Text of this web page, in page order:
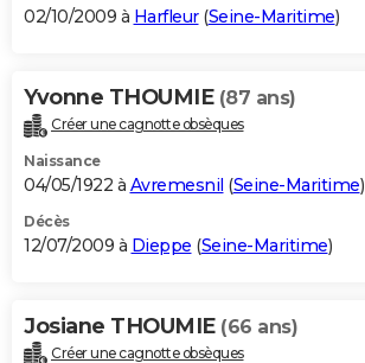
02/10/2009 à Harfleur(Seine-Maritime)
Yvonne THOUMIE (87 ans)
Créer une cagnotte obsèques
Naissance
04/05/1922 à Avremesnil (Seine-Maritime)
Décès
12/07/2009 à Dieppe (Seine-Maritime)
Josiane THOUMIE (66 ans)
Créer une cagnotte obsèques